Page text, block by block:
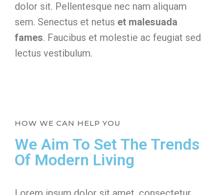
dolor sit. Pellentesque nec nam aliquam
sem. Senectus et netus et malesuada
fames. Faucibus et molestie ac feugiat sed
lectus vestibulum.
HOW WE CAN HELP YOU
We Aim To Set The Trends
Of Modern Living